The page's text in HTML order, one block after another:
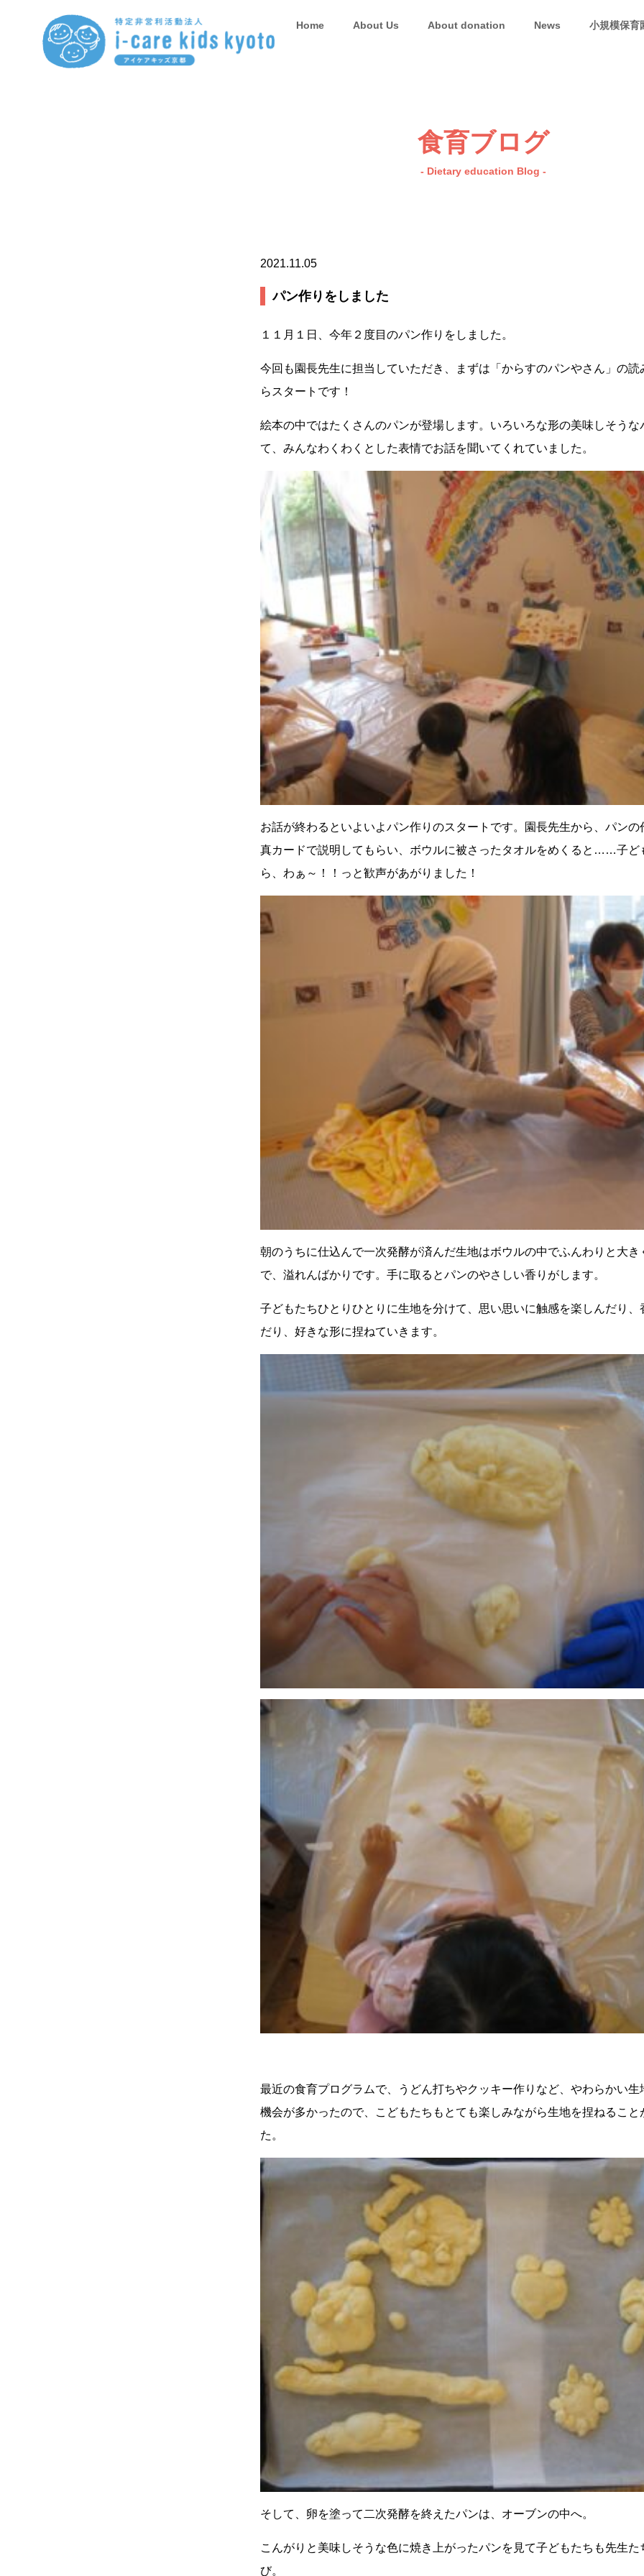
Home About Us About donation News 小規模保育
食育ブログ
- Dietary education Blog -
2021.11.05
パン作りをしました
１１月１日、今年２度目のパン作りをしました。
今回も園長先生に担当していただき、まずは「からすのパンやさん」の読
らスタートです！
絵本の中ではたくさんのパンが登場します。いろいろな形の美味しそうな
て、みんなわくわくとした表情でお話を聞いてくれていました。
お話が終わるといよいよパン作りのスタートです。園長先生から、パンの
真カードで説明してもらい、ボウルに被さったタオルをめくると……子ど
ら、わぁ～！！っと歓声があがりました！
朝のうちに仕込んで一次発酵が済んだ生地はボウルの中でふんわりと大き
で、溢れんばかりです。手に取るとパンのやさしい香りがします。
子どもたちひとりひとりに生地を分けて、思い思いに触感を楽しんだり、
だり、好きな形に捏ねていきます。
最近の食育プログラムで、うどん打ちやクッキー作りなど、やわらかい生
機会が多かったので、こどもたちもとても楽しみながら生地を捏ねること
た。
そして、卵を塗って二次発酵を終えたパンは、オーブンの中へ。
こんがりと美味しそうな色に焼き上がったパンを見て子どもたちも先生た
び。